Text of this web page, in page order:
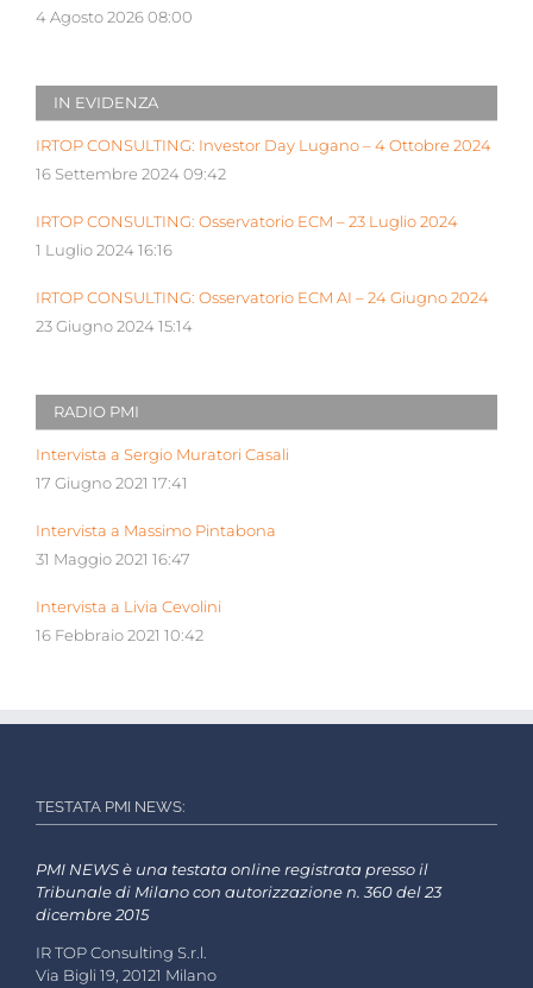
4 Agosto 2026 08:00
IN EVIDENZA
IRTOP CONSULTING: Investor Day Lugano – 4 Ottobre 2024
16 Settembre 2024 09:42
IRTOP CONSULTING: Osservatorio ECM – 23 Luglio 2024
1 Luglio 2024 16:16
IRTOP CONSULTING: Osservatorio ECM AI – 24 Giugno 2024
23 Giugno 2024 15:14
RADIO PMI
Intervista a Sergio Muratori Casali
17 Giugno 2021 17:41
Intervista a Massimo Pintabona
31 Maggio 2021 16:47
Intervista a Livia Cevolini
16 Febbraio 2021 10:42
TESTATA PMI NEWS:
PMI NEWS è una testata online registrata presso il
Tribunale di Milano con autorizzazione n. 360 del 23
dicembre 2015
IR TOP Consulting S.r.l.
Via Bigli 19, 20121 Milano